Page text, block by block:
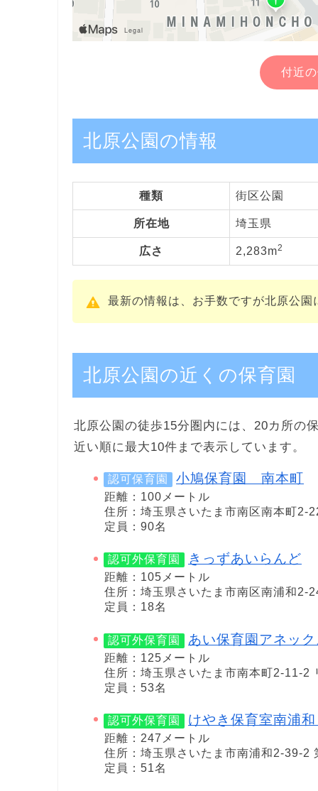
付近
北原公園の情報
種類 街区公園
所在地 埼玉県
広さ 2,283m2
最新の情報は、お手数ですが北原公
北原公園の近くの保育園
北原公園の徒歩15分圏内には、20カ所の
近い順に最大10件まで表示しています。
認可保育園 小鳩保育園 南本町
距離：100メートル
住所：埼玉県さいたま市南区南本町2-
定員：90名
認可外保育園 きっずあいらんど
距離：105メートル
住所：埼玉県さいたま市南区南浦和2-
定員：18名
認可外保育園 あい保育園アネッ
距離：125メートル
住所：埼玉県さいたま市南本町2-11-2
定員：53名
認可外保育園 けやき保育室南浦
距離：247メートル
住所：埼玉県さいたま市南浦和2-39-2
定員：51名